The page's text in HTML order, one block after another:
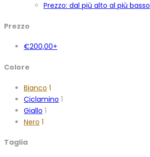
Prezzo: dal più alto al più basso
Prezzo
€200,00+
Colore
Bianco 1
Ciclamino 1
Giallo 1
Nero 1
Taglia